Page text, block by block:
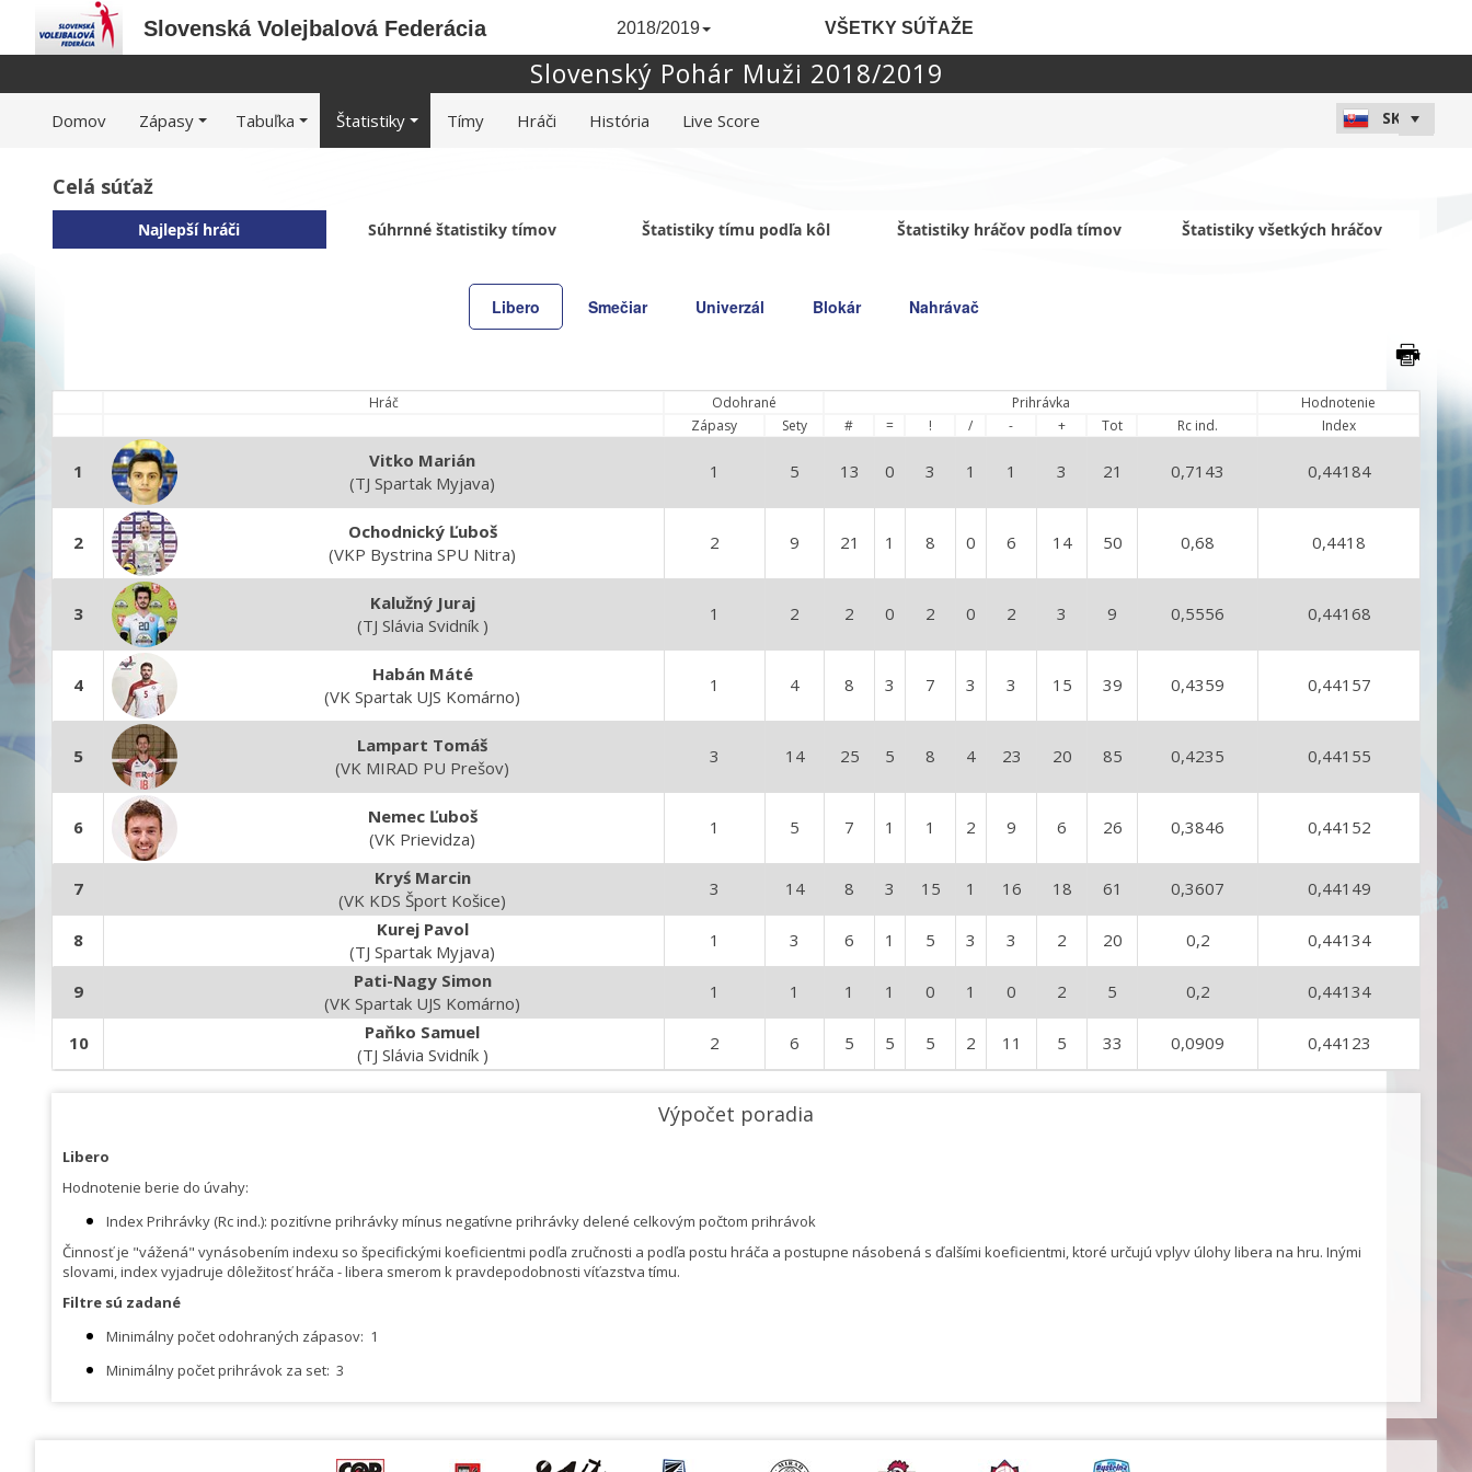
Slovenská Volejbalová Federácia 2018/2019 VŠETKY SÚŤAŽE
Slovenský Pohár Muži 2018/2019
Domov Zápasy Tabuľka Štatistiky Tímy Hráči História Live Score
Celá súťaž
Najlepší hráči Súhrnné štatistiky tímov Štatistiky tímu podľa kôl Štatistiky hráčov podľa tímov Štatistiky všetkých hráčov
Libero Smečiar Univerzál Blokár Nahrávač
Hráč Odohrané Prihrávka
Hodnotenie
Zápasy
Sety # = ! / - + Tot Rc ind. Index
1
Vitko Marián
(TJ Spartak Myjava)
1 5 13 0 3 1 1 3 21 0,7143 0,44184
2
Ochodnický Ľuboš
(VKP Bystrina SPU Nitra)
2 9 21 1 8 0 6 14 50 0,68 0,4418
3
Kalužný Juraj
(TJ Slávia Svidník )
1 2 2 0 2 0 2 3 9 0,5556 0,44168
4
Habán Máté
(VK Spartak UJS Komárno)
1 4 8 3 7 3 3 15 39 0,4359 0,44157
5
Lampart Tomáš
(VK MIRAD PU Prešov)
3 14 25 5 8 4 23 20 85 0,4235 0,44155
6
Nemec Ľuboš
(VK Prievidza)
1 5 7 1 1 2 9 6 26 0,3846 0,44152
7
Kryś Marcin
(VK KDS Šport Košice)
3 14 8 3 15 1 16 18 61 0,3607 0,44149
8
Kurej Pavol
(TJ Spartak Myjava)
1 3 6 1 5 3 3 2 20 0,2 0,44134
9
Pati-Nagy Simon
(VK Spartak UJS Komárno)
1 1 1 1 0 1 0 2 5 0,2 0,44134
10
Paňko Samuel
(TJ Slávia Svidník )
2 6 5 5 5 2 11 5 33 0,0909 0,44123
Výpočet poradia
Libero
Hodnotenie berie do úvahy:
Index Prihrávky (Rc ind.): pozitívne prihrávky mínus negatívne prihrávky delené celkovým počtom prihrávok
Činnosť je "vážená" vynásobením indexu so špecifickými koeficientmi podľa zručnosti a podľa postu hráča a postupne násobená s ďalšími koeficientmi, ktoré určujú vplyv úlohy libera na hru. Inými
slovami, index vyjadruje dôležitosť hráča - libera smerom k pravdepodobnosti víťazstva tímu.
Filtre sú zadané
Minimálny počet odohraných zápasov: 1
Minimálny počet prihrávok za set: 3